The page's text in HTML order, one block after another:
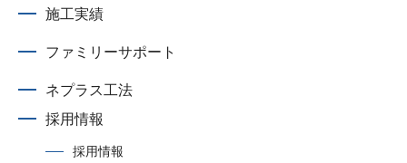
施工実績
ファミリーサポート
ネプラス工法
採用情報
採用情報